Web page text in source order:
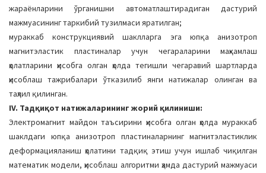
жараёнларини ўрганишни автоматлаштирадиган дастурий
мажмуасининг таркибий тузилмаси яратилган;
мураккаб конструкциявий шаклларга эга юпқа анизотроп
магнитэластик пластиналар учун чегараларини маҳкамлаш
ҳолатларини ҳисобга олган ҳолда тегишли чегаравий шартларда
ҳисоблаш тажрибалари ўтказилиб янги натижалар олинган ва
таҳлил қилинган.
IV. Тадқиқот натижаларининг жорий қилиниши:
Электромагнит майдон таъсирини ҳисобга олган ҳолда мураккаб
шаклдаги юпқа анизотроп пластиналарнинг магнитэластиклик
деформацияланиш ҳолатини тадқиқ этиш учун ишлаб чиқилган
математик модели, ҳисоблаш алгоритми ҳамда дастурий мажмуаси